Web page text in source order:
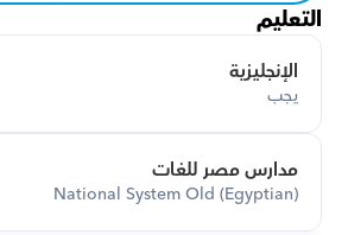
التعليم
الإنجليزية
يجب
مدارس مصر للغات
National System Old (Egyptian)